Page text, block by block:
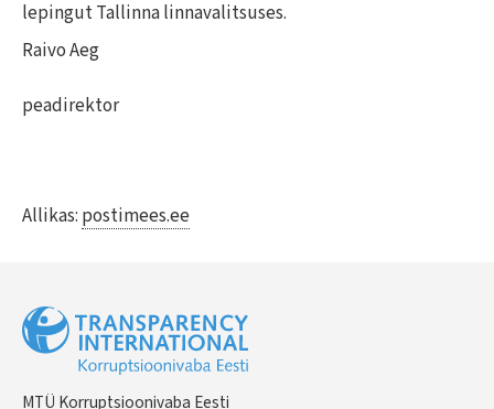
lepingut Tallinna linnavalitsuses.
Raivo Aeg
peadirektor
Allikas: postimees.ee
MTÜ Korruptsioonivaba Eesti